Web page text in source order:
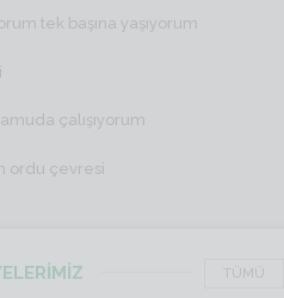
tek başına yaşıyorum
çalışıyorum
ordu çevresi
TÜMÜ